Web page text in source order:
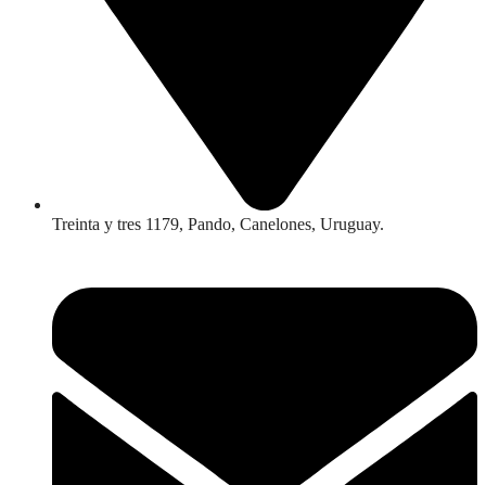
Treinta y tres 1179, Pando, Canelones, Uruguay.